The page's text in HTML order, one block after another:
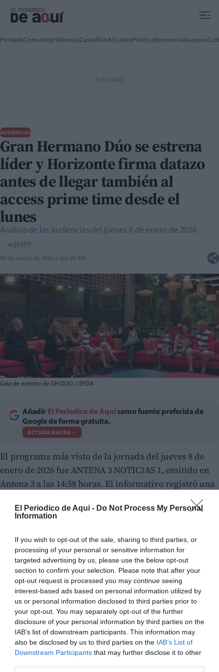
El Periodico de Aqui - Do Not Process My Personal
Information
If you wish to opt-out of the sale, sharing to third parties, or
processing of your personal or sensitive information for
targeted advertising by us, please use the below opt-out
section to confirm your selection. Please note that after your
opt-out request is processed you may continue seeing
interest-based ads based on personal information utilized by
us or personal information disclosed to third parties prior to
your opt-out. You may separately opt-out of the further
disclosure of your personal information by third parties on the
IAB’s list of downstream participants. This information may
also be disclosed by us to third parties on the IAB’s List of
Downstream Participants that may further disclose it to other
PortadaComunitatValenciaCastellónAlicante Política EconomíaSucesos
AUDIENCIAS
Gran Hermano Dúo se estrena
líder y Horizonte firma datazo
antes de llegar también al
access prime time desde el
lunes
Análisis de las audiencias del jueves 8 de enero de 2026
AQUITV
09 de enero de 2026 a las 09:32h
Gala de estreno de GH DÚO. / EPDA
Añadir El Periodico de Aquí como fuente preferida de
Google de forma gratuita.
ACTIVAR AHORA
El programa más visto de la jornada del jueves 8 de
enero de 2026 fue ANTENA 3 NOTICIAS 1, emitido en
Antena 3 a las 14:58 horas. El informativo registró una
audiencia media de 2.350.000 espectadores y alcanzó
un 25,4% de cuota de pantalla, liderando con claridad